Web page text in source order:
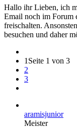
Hallo ihr Lieben, ich
Email noch im Forum
freischalten.
besuchen und daher
1 Seite 1 von 3
2
3
aramisjunior
Meister